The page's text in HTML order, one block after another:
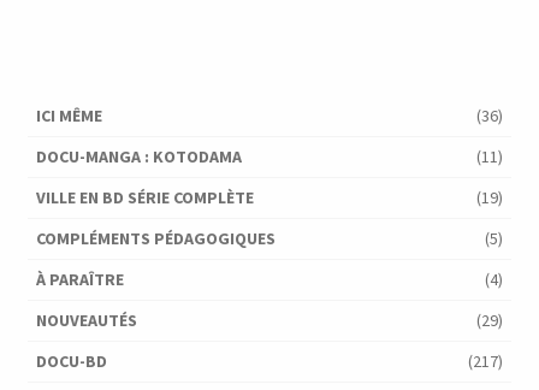
ICI MÊME
(36)
DOCU-MANGA : KOTODAMA
(11)
VILLE EN BD SÉRIE COMPLÈTE
(19)
COMPLÉMENTS PÉDAGOGIQUES
(5)
À PARAÎTRE
(4)
NOUVEAUTÉS
(29)
DOCU-BD
(217)